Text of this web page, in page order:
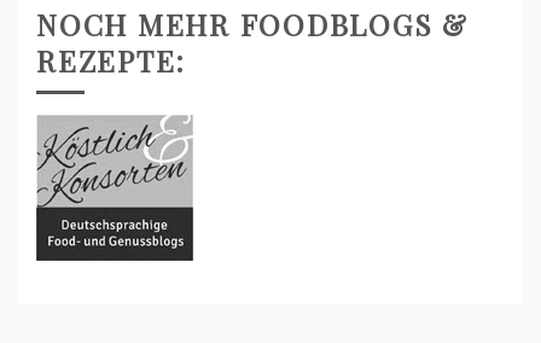
NOCH MEHR FOODBLOGS &
REZEPTE: